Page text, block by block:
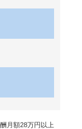
月額28万円以上